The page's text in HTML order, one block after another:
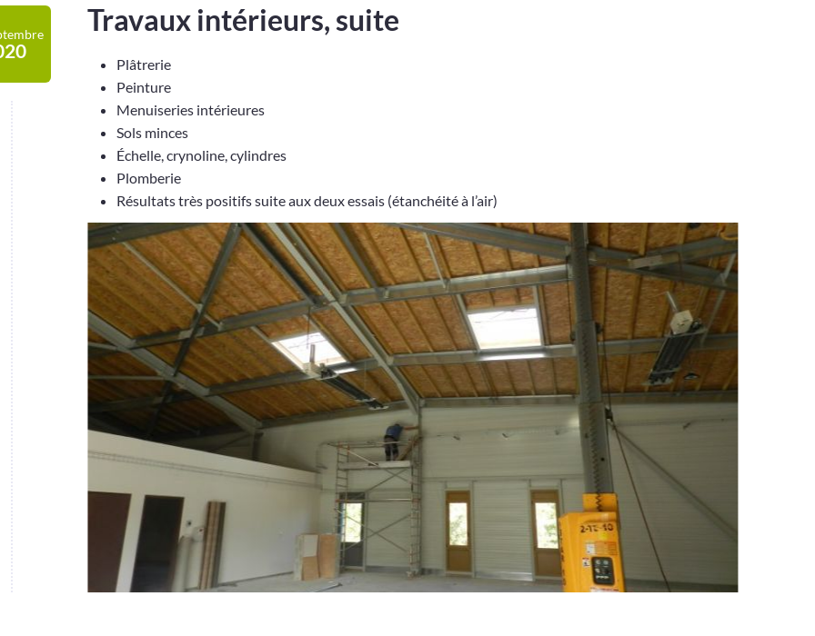
Travaux intérieurs, suite
Plâtrerie
Peinture
Menuiseries intérieures
Sols minces
Échelle, crynoline, cylindres
Plomberie
Résultats très positifs suite aux deux essais (étanchéité à l’air)